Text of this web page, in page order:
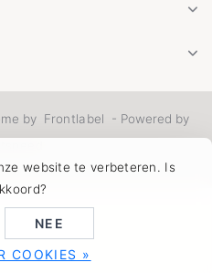
website te verbeteren. Is
NEE
COOKIES »
by Frontlabel
- Powered by